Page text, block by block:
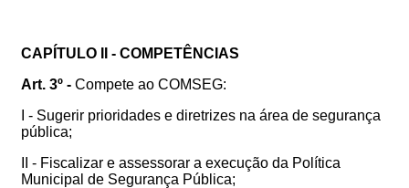
CAPÍTULO II - COMPETÊNCIAS
Art. 3º - Compete ao COMSEG:
I - Sugerir prioridades e diretrizes na área de segurança
pública;
II - Fiscalizar e assessorar a execução da Política
Municipal de Segurança Pública;